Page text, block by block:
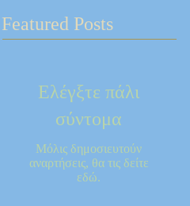
Featured Posts
Ελέγξτε πάλι
σύντομα
Μόλις δημοσιευτούν
αναρτήσεις, θα τις δείτε
εδώ.